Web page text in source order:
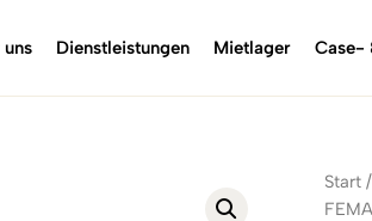
Dienstleistungen Mietlager Case-
Start /